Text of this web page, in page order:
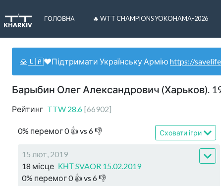
ГОЛОВНА 🔥 WTT CHAMPIONS YOKOHAMA-2026
🙏🇺🇦❤️Підтримати Українську Армію https://
Барыбин Олег Александрович (Харьков).
Рейтинг TTW 28.6 [66902]
0% перемог0👍 vs 6👎 Сховати ігри
15 лют, 2019
18 місце КНТ SVAOR 15.02.2019
0% перемог0👍 vs 6👎